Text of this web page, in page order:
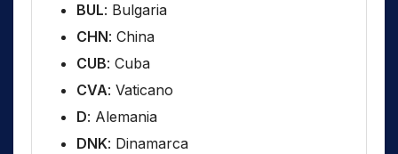
BUL: Bulgaria
CHN: China
CUB: Cuba
CVA: Vaticano
D: Alemania
DNK: Dinamarca